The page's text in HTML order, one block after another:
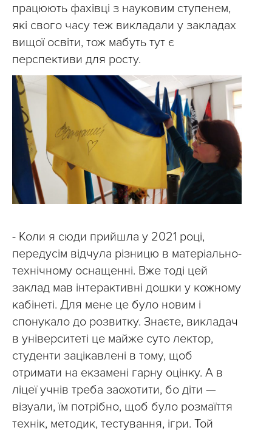
працюють фахівці з науковим ступенем,
які свого часу теж викладали у закладах
вищої освіти, тож мабуть тут є
перспективи для росту.
- Коли я сюди прийшла у 2021 році,
передусім відчула різницю в матеріально-
технічному оснащенні. Вже тоді цей
заклад мав інтерактивні дошки у кожному
кабінеті. Для мене це було новим і
спонукало до розвитку. Знаєте, викладач
в університеті це майже суто лектор,
студенти зацікавлені в тому, щоб
отримати на екзамені гарну оцінку. А в
ліцеї учнів треба заохотити, бо діти —
візуали, їм потрібно, щоб було розмаїття
технік, методик, тестування, ігри. Той